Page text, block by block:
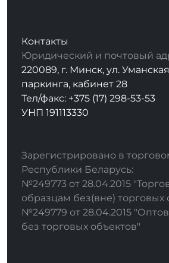
Контакты
Юридический и почтовый
220089, г. Минск, ул.
паркинга, кабинет 28
Тел/факс: +375 (17) 298-53-53
УНП 191113330
Зарегистрировано в
Республики Беларусь:
№249773 от 28.04.2015
образцам без(вне) торговых
№249779 от 28.04.2015
без торговых объектов"